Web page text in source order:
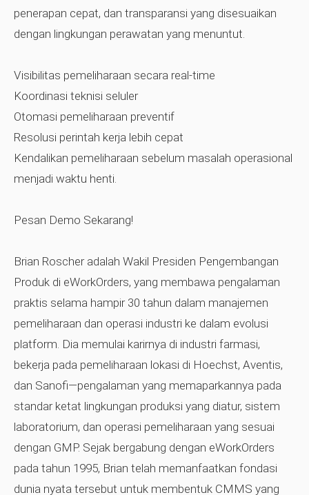
penerapan cepat, dan transparansi yang disesuaikan
dengan lingkungan perawatan yang menuntut.
Visibilitas pemeliharaan secara real-time
Koordinasi teknisi seluler
Otomasi pemeliharaan preventif
Resolusi perintah kerja lebih cepat
Kendalikan pemeliharaan sebelum masalah operasional
menjadi waktu henti.
Pesan Demo Sekarang!
Brian Roscher adalah Wakil Presiden Pengembangan
Produk di eWorkOrders, yang membawa pengalaman
praktis selama hampir 30 tahun dalam manajemen
pemeliharaan dan operasi industri ke dalam evolusi
platform. Dia memulai karirnya di industri farmasi,
bekerja pada pemeliharaan lokasi di Hoechst, Aventis,
dan Sanofi—pengalaman yang memaparkannya pada
standar ketat lingkungan produksi yang diatur, sistem
laboratorium, dan operasi pemeliharaan yang sesuai
dengan GMP. Sejak bergabung dengan eWorkOrders
pada tahun 1995, Brian telah memanfaatkan fondasi
dunia nyata tersebut untuk membentuk CMMS yang